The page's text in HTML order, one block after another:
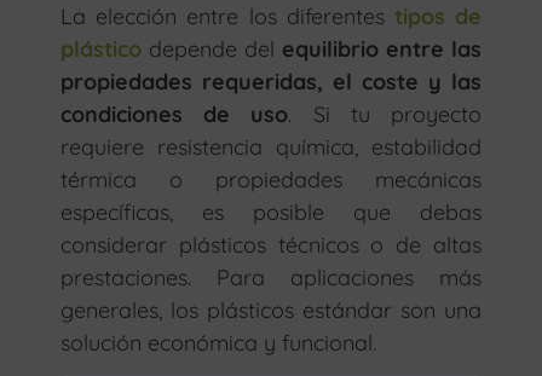
La elección entre los diferentes tipos de
plásticodepende del equilibrio entre las
propiedades requeridas, el coste y las
condiciones de uso. Si tu proyecto
requiere resistencia química, estabilidad
térmica o propiedades mecánicas
específicas, es posible que debas
considerar plásticos técnicos o de altas
prestaciones. Para aplicaciones más
generales, los plásticos estándar son una
solución económica y funcional.